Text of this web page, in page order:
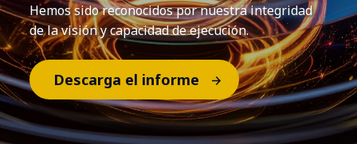
Hemos sido reconocidos por nuestra integridad
de la visión y capacidad de ejecución.
Descarga el informe